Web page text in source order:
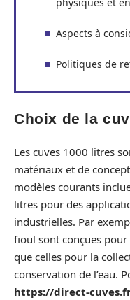
Aspects à
Politiques de
Choix de la
Les cuves 1000 litres
matériaux et de
modèles courants
litres pour des
industrielles. Par
fioul sont conçues
que celles pour la
conservation de l’eau.
https://direct-